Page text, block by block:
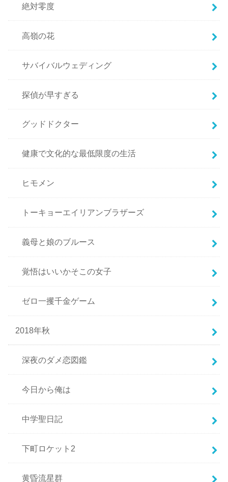
絶対零度
高嶺の花
サバイバルウェディング
探偵が早すぎる
グッドドクター
健康で文化的な最低限度の生活
ヒモメン
トーキョーエイリアンブラザーズ
義母と娘のブルース
覚悟はいいかそこの女子
ゼロ一攫千金ゲーム
2018年秋
深夜のダメ恋図鑑
今日から俺は
中学聖日記
下町ロケット2
黄昏流星群